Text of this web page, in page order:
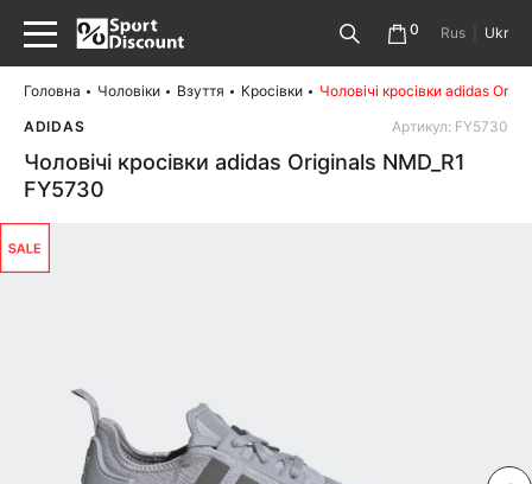
0 Rus Ukr
Головна Чоловіки Взуття Кросівки
Чоловічі кросівки adidas
ADIDAS
Артикул: FY5730
Чоловічі кросівки adidas Originals NMD_R1
FY5730